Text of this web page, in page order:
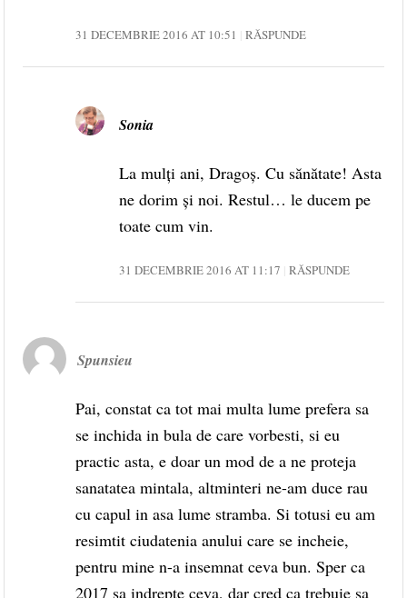
31 DECEMBRIE 2016 AT 10:51 RĂSPUNDE
Sonia
La mulți ani, Dragoș. Cu sănătate! Asta
ne dorim și noi. Restul… le ducem pe
toate cum vin.
31 DECEMBRIE 2016 AT 11:17 RĂSPUNDE
Spunsieu
Pai, constat ca tot mai multa lume prefera sa
se inchida in bula de care vorbesti, si eu
practic asta, e doar un mod de a ne proteja
sanatatea mintala, altminteri ne-am duce rau
cu capul in asa lume stramba. Si totusi eu am
resimtit ciudatenia anului care se incheie,
pentru mine n-a insemnat ceva bun. Sper ca
2017 sa indrepte ceva, dar cred ca trebuie sa